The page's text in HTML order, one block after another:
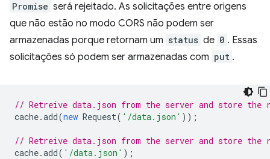
Promise será rejeitado. As solicitações entre origens
que não estão no modo CORS não podem ser
armazenadas porque retornam um status de 0 . Essas
solicitações só podem ser armazenadas com put .
// Retreive data.json from the server and store the
cache.add(new Request( '/data.json' ));
// Retreive data.json from the server and store the
cache.add( '/data.json' );